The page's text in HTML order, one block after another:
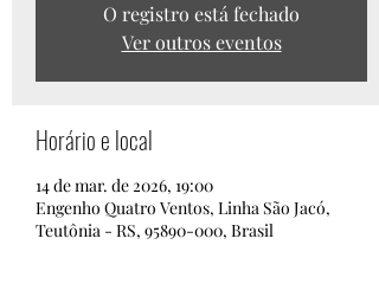
O registro está fechado
Ver outros eventos
Horário e local
14 de mar. de 2026, 19:00
Engenho Quatro Ventos, Linha São Jacó,
Teutônia - RS, 95890-000, Brasil